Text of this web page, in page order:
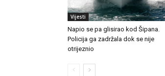
Vijesti
Napio se pa glisirao kod Šipana.
Policija ga zadržala dok se nije
otrijeznio